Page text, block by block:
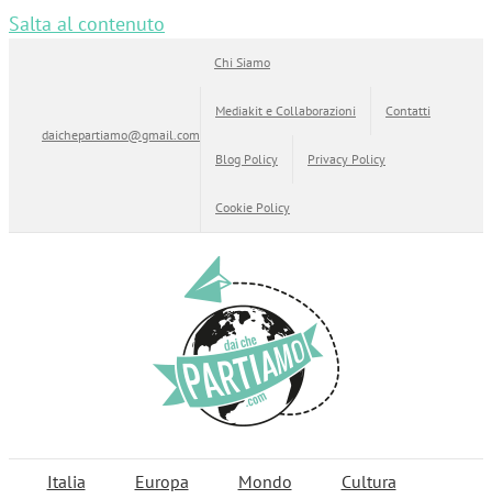
Salta al contenuto
daichepartiamo@gmail.com
Chi Siamo
Mediakit e Collaborazioni Contatti
Blog Policy Privacy Policy
Cookie Policy
Italia Europa Mondo
Cultura